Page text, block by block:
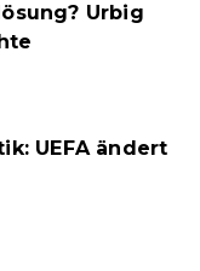
Urbig
UEFA ändert